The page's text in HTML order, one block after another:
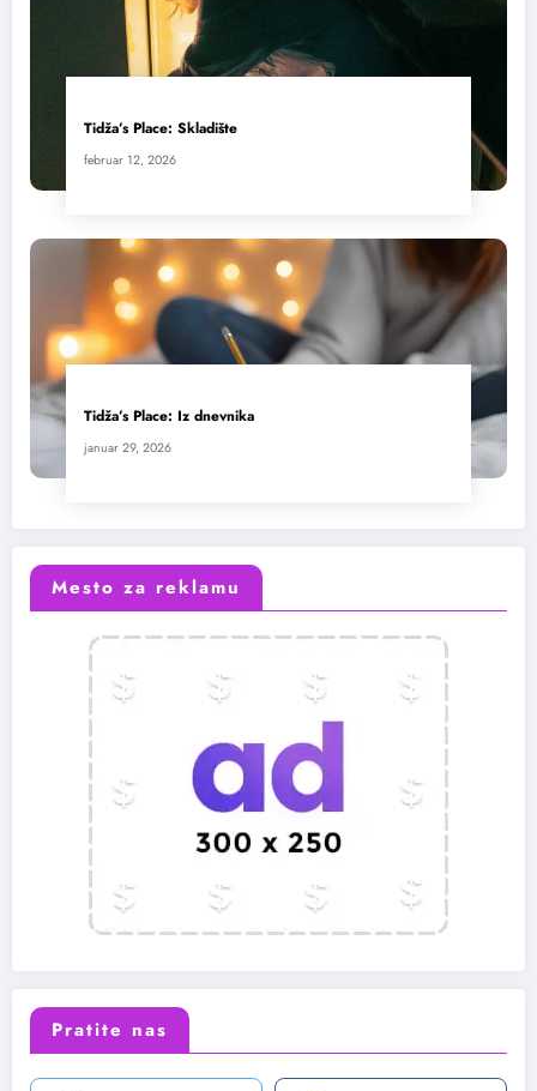
Tidža’s Place: Skladište
februar 12, 2026
Tidža’s Place: Iz dnevnika
januar 29, 2026
Mesto za reklamu
Pratite nas